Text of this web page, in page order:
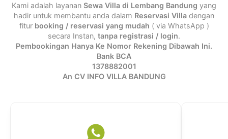
Kami adalah layanan Sewa Villa di Lembang Bandung yang
hadir untuk membantu anda dalam Reservasi Villa dengan
fitur booking / reservasi yang mudah ( via WhatsApp )
secara Instan, tanpa registrasi / login.
Pembookingan Hanya Ke Nomor Rekening Dibawah Ini.
Bank BCA
1378882001
An CV INFO VILLA BANDUNG